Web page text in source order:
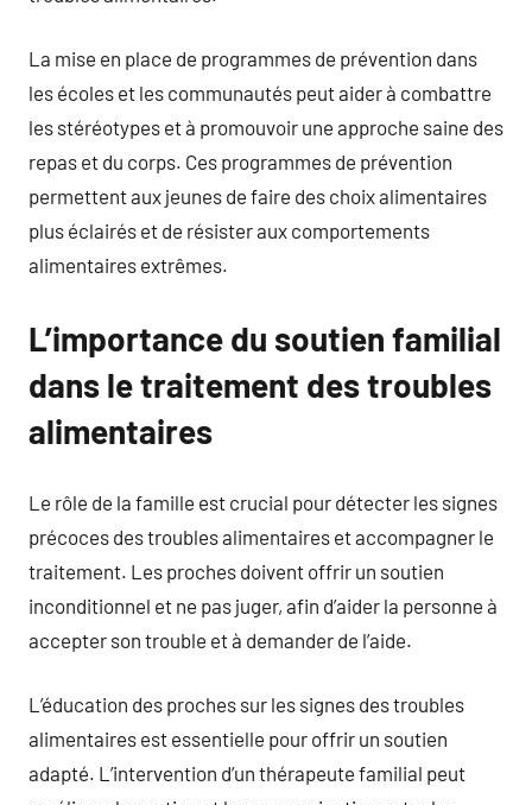
La mise en place de programmes de prévention dans
les écoles et les communautés peut aider à combattre
les stéréotypes et à promouvoir une approche saine des
repas et du corps. Ces programmes de prévention
permettent aux jeunes de faire des choix alimentaires
plus éclairés et de résister aux comportements
alimentaires extrêmes.
L’importance du soutien familial
dans le traitement des troubles
alimentaires
Le rôle de la famille est crucial pour détecter les signes
précoces des troubles alimentaires et accompagner le
traitement. Les proches doivent offrir un soutien
inconditionnel et ne pas juger, afin d’aider la personne à
accepter son trouble et à demander de l’aide.
L’éducation des proches sur les signes des troubles
alimentaires est essentielle pour offrir un soutien
adapté. L’intervention d’un thérapeute familial peut